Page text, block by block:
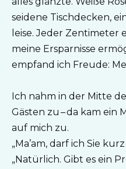
seidene Tischdecken,
leise. Jeder Zentimeter
meine Ersparnisse
empfand ich Freude:
Ich nahm in der Mitte
Gästen zu – da kam ein
auf mich zu.
„Ma’am, darf ich Sie
„Natürlich. Gibt es ein